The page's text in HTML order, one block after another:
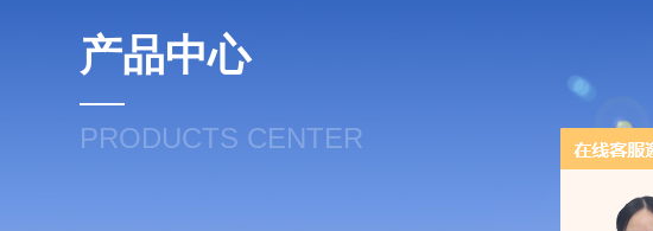
产品中心
PRODUCTS CENTER